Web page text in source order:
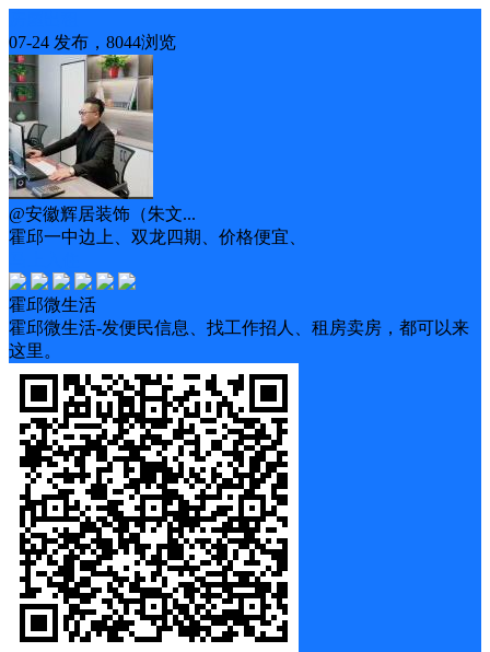
07-24 发布，8044浏览
@安徽辉居装饰（朱文...
霍邱一中边上、双龙四期、价格便宜、
霍邱微生活
霍邱微生活-发便民信息、找工作招人、租房卖房，都可以来
这里。